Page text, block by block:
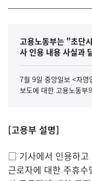
고용노동부는 "초단
사 인용 내용 사실과
7월 9일 중앙일보 <자영
보도에 대한 고용노동부
[고용부 설명]
□ 기사에서 인용하고
근로자에 대한 주휴